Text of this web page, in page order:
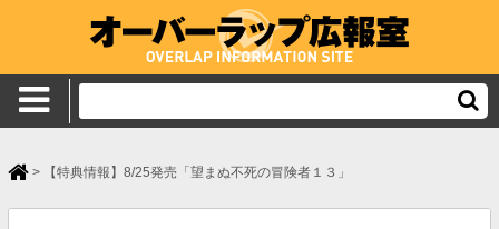
> 【特典情報】8/25発売「望まぬ不死の冒険者１３」